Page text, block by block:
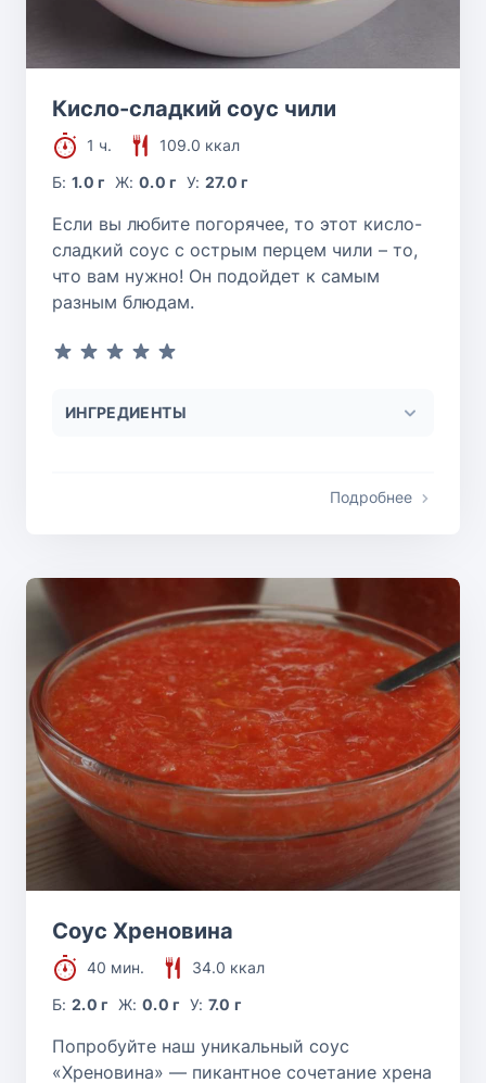
Кисло-сладкий соус чили
1 ч.
109.0 ккал
Б:1.0 г Ж: 0.0 г У: 27.0 г
Если вы любите погорячее, то этот кисло-
сладкий соус с острым перцем чили – то,
что вам нужно! Он подойдет к самым
разным блюдам.
ИНГРЕДИЕНТЫ
Подробнее
Соус Хреновина
40 мин.
34.0 ккал
Б:2.0 г Ж: 0.0 г У: 7.0 г
Попробуйте наш уникальный соус
«Хреновина» — пикантное сочетание хрена